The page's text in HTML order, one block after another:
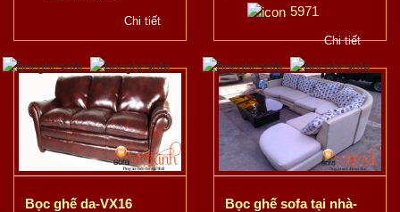
Chi tiết
5971
Chi tiết
Bọc ghế da-VX16
Bọc ghế sofa tại nhà-